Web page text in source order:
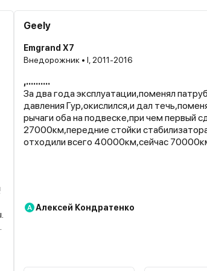
Geely
Emgrand X7
Внедорожник • I, 2011-2016
,..........
За два года эксплуатации,поменял
давления Гур,окислился,и дал
рычаги оба на подвеске,при чем первый
27000км,передние стойки
отходили всего 40000км,сейчас
А Алексей Кондратенко